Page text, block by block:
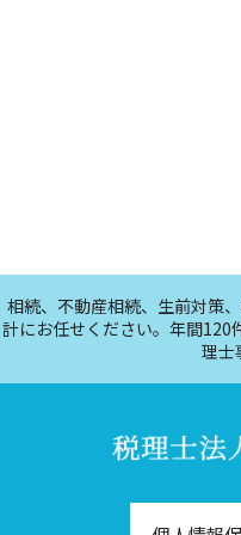
相続、不動産相続、生前対策
計にお任せください。年間120
理士